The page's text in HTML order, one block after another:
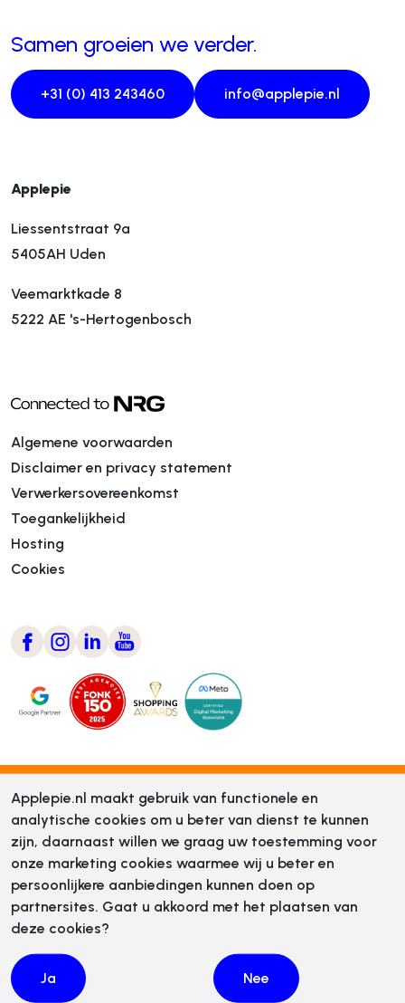
Samen groeien we verder.
+31 (0) 413 243460 info@applepie.nl
Applepie
Liessentstraat 9a
5405AH Uden
Veemarktkade 8
5222 AE 's-Hertogenbosch
Algemene voorwaarden
Disclaimer en privacy statement
Verwerkersovereenkomst
Toegankelijkheid
Hosting
Cookies
Applepie.nl maakt gebruik van functionele en
analytische cookies om u beter van dienst te kunnen
zijn, daarnaast willen we graag uw toestemming voor
onze marketing cookies waarmee wij u beter en
persoonlijkere aanbiedingen kunnen doen op
partnersites. Gaat u akkoord met het plaatsen van
deze cookies?
Ja Nee